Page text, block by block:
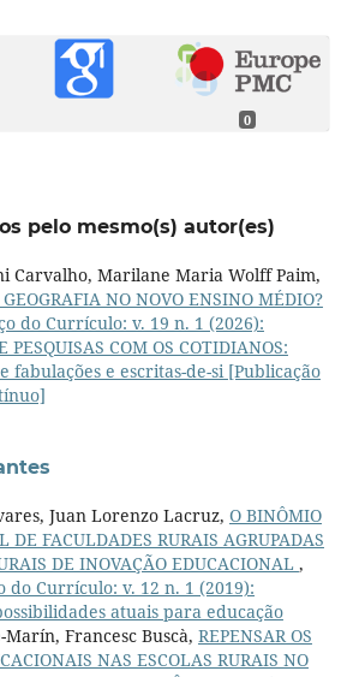
0
pelo mesmo(s) autor(es)
Carvalho, Marilane Maria Wolff Paim,
NO NOVO ENSINO MÉDIO?
do Currículo: v. 19 n. 1 (2026):
PESQUISAS COM OS COTIDIANOS:
fabulações e escritas-de-si [Publicação
Juan Lorenzo Lacruz, O BINÔMIO
DE FACULDADES RURAIS AGRUPADAS
DE INOVAÇÃO EDUCACIONAL ,
do Currículo: v. 12 n. 1 (2019):
atuais para educação
Francesc Buscà, REPENSAR OS
NAS ESCOLAS RURAIS NO